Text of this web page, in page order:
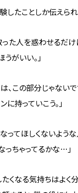
したことしか伝えられ
った人を惑わせるだ
がいい。」
、この部分じゃないで
持っていこう。」
ってほしくないよう
ちゃってるかな…」
くなる気持ちはよく分